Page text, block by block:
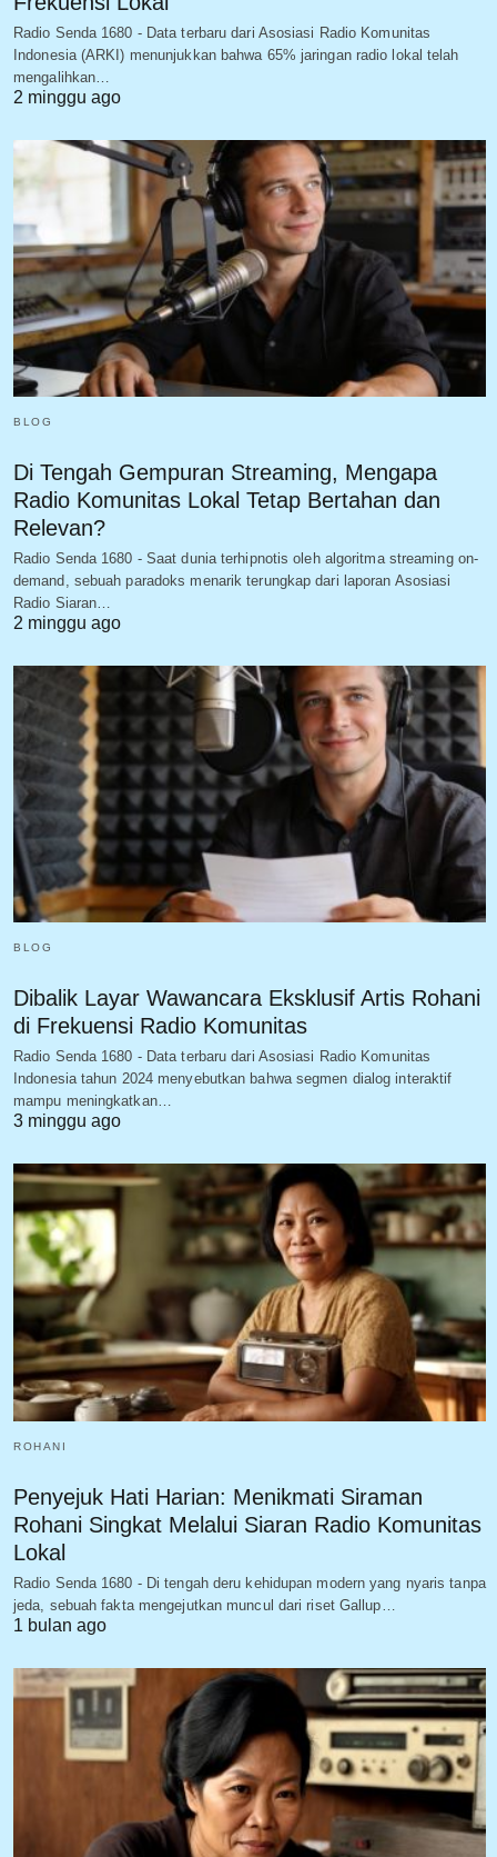
Radio Senda 1680 - Data terbaru dari Asosiasi Radio Komunitas
Indonesia (ARKI) menunjukkan bahwa 65% jaringan radio lokal telah
mengalihkan…
2 minggu ago
BLOG
Di Tengah Gempuran Streaming, Mengapa
Radio Komunitas Lokal Tetap Bertahan dan
Relevan?
Radio Senda 1680 - Saat dunia terhipnotis oleh algoritma streaming on-
demand, sebuah paradoks menarik terungkap dari laporan Asosiasi
Radio Siaran…
2 minggu ago
BLOG
Dibalik Layar Wawancara Eksklusif Artis Rohani
di Frekuensi Radio Komunitas
Radio Senda 1680 - Data terbaru dari Asosiasi Radio Komunitas
Indonesia tahun 2024 menyebutkan bahwa segmen dialog interaktif
mampu meningkatkan…
3 minggu ago
ROHANI
Penyejuk Hati Harian: Menikmati Siraman
Rohani Singkat Melalui Siaran Radio Komunitas
Lokal
Radio Senda 1680 - Di tengah deru kehidupan modern yang nyaris tanpa
jeda, sebuah fakta mengejutkan muncul dari riset Gallup…
1 bulan ago